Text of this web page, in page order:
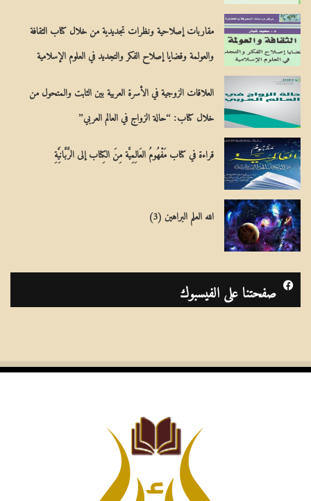
مقاربات إصلاحية ونظرات تجديدية من خلال كتاب الثقافة
والعولمة وقضايا إصلاح الفكر والتجديد في العلوم الإسلامية
العلاقات الزوجية في الأسرة العربية بين الثابت والمتحول من
خلال كتاب: “حالة الزواج في العالم العربي”
قراءة في كتاب مَفْهُومُ العَالِمِيَّة مِنَ الكِتاب إلى الرَّبَّانِيَّةِ
الله العلم البراهين (3)
صفحتنا على الفيسبوك